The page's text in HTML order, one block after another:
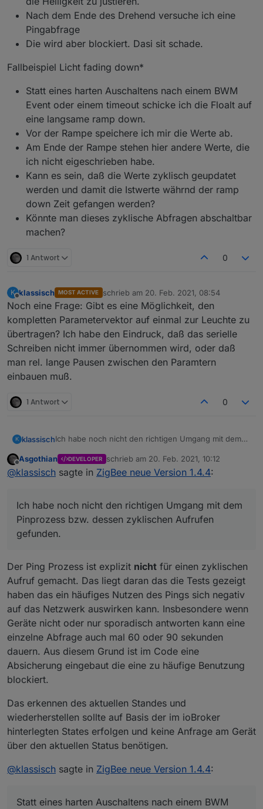
host.iobroker	2021-02-19 13:34:29.078
host.iobroker	2021-02-19 13:34:29.078
host.iobroker	2021-02-19 13:34:29.078
host.iobroker	2021-02-19 13:34:29.078
host.iobroker	2021-02-19 13:34:29.078
host.iobroker	2021-02-19 13:34:29.078
host.iobroker	2021-02-19 13:34:29.077
host.iobroker	2021-02-19 13:34:29.077
host.iobroker	2021-02-19 13:34:29.077
host.iobroker	2021-02-19 13:34:29.077
host.iobroker	2021-02-19 13:34:29.077
host.iobroker	2021-02-19 13:34:29.076
host.iobroker	2021-02-19 13:34:29.076
host.iobroker	2021-02-19 13:34:29.076
host.iobroker	2021-02-19 13:34:29.068
host.iobroker	2021-02-19 13:34:29.068
host.iobroker	2021-02-19 13:34:29.068
host.iobroker	2021-02-19 13:34:29.068
host.iobroker	2021-02-19 13:34:29.068
host.iobroker	2021-02-19 13:34:29.067
Nach dem Ende des Drehend versuche ich eine
Pingabfrage
Die wird aber blockiert. Dasi sit schade.
Fallbeispiel Licht fading down*
Statt eines harten Auschaltens nach einem BWM
Event oder einem timeout schicke ich die Floalt auf
eine langsame ramp down.
Vor der Rampe speichere ich mir die Werte ab.
Am Ende der Rampe stehen hier andere Werte, die
ich nicht eigeschrieben habe.
Kann es sein, daß die Werte zyklisch geupdatet
werden und damit die Istwerte währnd der ramp
down Zeit gefangen werden?
Könnte man dieses zyklische Abfragen abschaltbar
machen?
1 Antwort 0
K
Offline
klassisch MOST ACTIVE schrieb am 20. Feb. 2021, 08:54
zuletzt editiert von
Noch eine Frage: Gibt es eine Möglichkeit, den
kompletten Parametervektor auf einmal zur Leuchte zu
übertragen? Ich habe den Eindruck, daß das serielle
Schreiben nicht immer übernommen wird, oder daß
man rel. lange Pausen zwischen den Paramtern
einbauen muß.
1 Antwort 0
K klassischIch habe noch nicht den richtigen Umgang mit dem
gefunden.
Fallbeispiel Licht:
Bewegungssensor triggert. Ich möchte die alten
Einstellungen wiederherstellen und einschalten
um die Helligkeit zu justieren.
Nach dem Ende des Drehend versuche ich eine
Fallbeispiel Licht fading down*
BWM Event oder einem timeout schicke ich die
Floalt auf eine langsame ramp down.
Kann es sein, daß die Werte zyklisch geupdatet
werden und damit die Istwerte währnd der ramp
down Zeit gefangen werden?
Könnte man dieses zyklische Abfragen
abschaltbar machen?
Offline
Asgothian DEVELOPER schrieb am 20. Feb. 2021, 10:12
zuletzt editiert von
@klassisch sagte in ZigBee neue Version 1.4.4:
Ich habe noch nicht den richtigen Umgang mit dem
Pinprozess bzw. dessen zyklischen Aufrufen
gefunden.
Der Ping Prozess ist explizit nicht für einen zyklischen
Aufruf gemacht. Das liegt daran das die Tests gezeigt
haben das ein häufiges Nutzen des Pings sich negativ
auf das Netzwerk auswirken kann. Insbesondere wenn
Geräte nicht oder nur sporadisch antworten kann eine
einzelne Abfrage auch mal 60 oder 90 sekunden
dauern. Aus diesem Grund ist im Code eine
Absicherung eingebaut die eine zu häufige Benutzung
blockiert.
Das erkennen des aktuellen Standes und
wiederherstellen sollte auf Basis der im ioBroker
hinterlegten States erfolgen und keine Anfrage am Gerät
über den aktuellen Status benötigen.
@klassisch sagte in ZigBee neue Version 1.4.4:
Statt eines harten Auschaltens nach einem BWM